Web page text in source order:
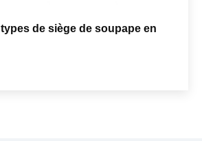
de siège de soupape en